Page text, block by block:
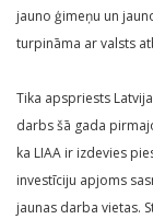
jauno ģimeņu un
turpināma ar valsts
Tika apspriests
darbs šā gada
ka LIAA ir izdevies
investīciju apjoms
jaunas darba vietas.